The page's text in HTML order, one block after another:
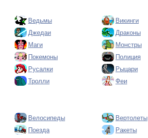
Ведьмы Викинги
Джедаи Драконы
Маги Монстры
Покемоны Полиция
Русалки Рыцари
Тролли Феи
Велосипеды Вертолеты
Поезда Ракеты